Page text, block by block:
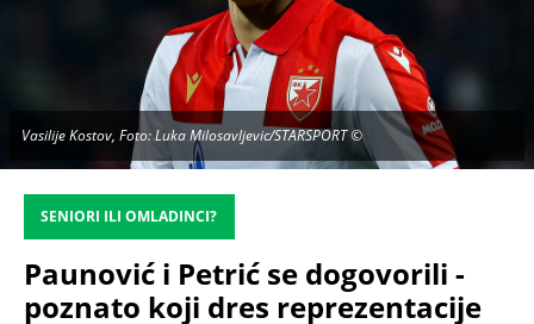
Vasilije Kostov, Foto: Luka Milosavljevic/STARSPORT ©
SENIORI ILI OMLADINCI?
Paunović i Petrić se dogovorili -
poznato koji dres reprezentacije